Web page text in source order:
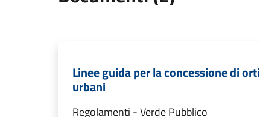
Linee guida per la concessione di orti
urbani
Regolamenti - Verde Pubblico